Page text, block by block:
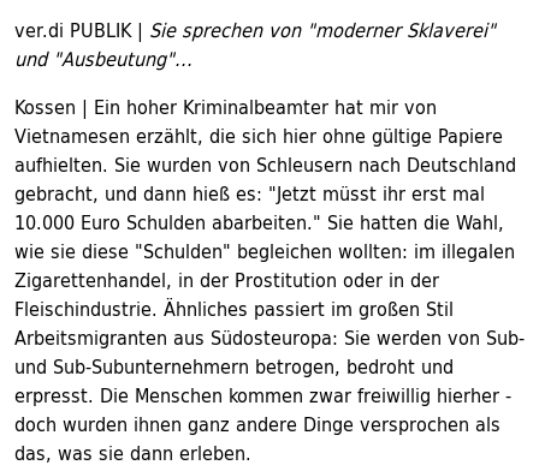
ver.di PUBLIK | Sie sprechen von "moderner Sklaverei"
und "Ausbeutung"...
Kossen | Ein hoher Kriminalbeamter hat mir von
Vietnamesen erzählt, die sich hier ohne gültige Papiere
aufhielten. Sie wurden von Schleusern nach Deutschland
gebracht, und dann hieß es: "Jetzt müsst ihr erst mal
10.000 Euro Schulden abarbeiten." Sie hatten die Wahl,
wie sie diese "Schulden" begleichen wollten: im illegalen
Zigarettenhandel, in der Prostitution oder in der
Fleischindustrie. Ähnliches passiert im großen Stil
Arbeitsmigranten aus Südosteuropa: Sie werden von Sub-
und Sub-Subunternehmern betrogen, bedroht und
erpresst. Die Menschen kommen zwar freiwillig hierher -
doch wurden ihnen ganz andere Dinge versprochen als
das, was sie dann erleben.